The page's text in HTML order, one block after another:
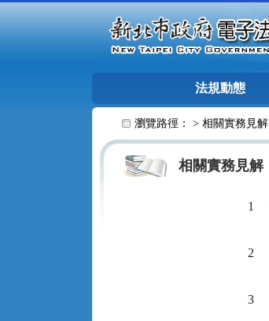
法規動態
瀏覽路徑： > 相關實務見解
相關實務見解
1
2
3